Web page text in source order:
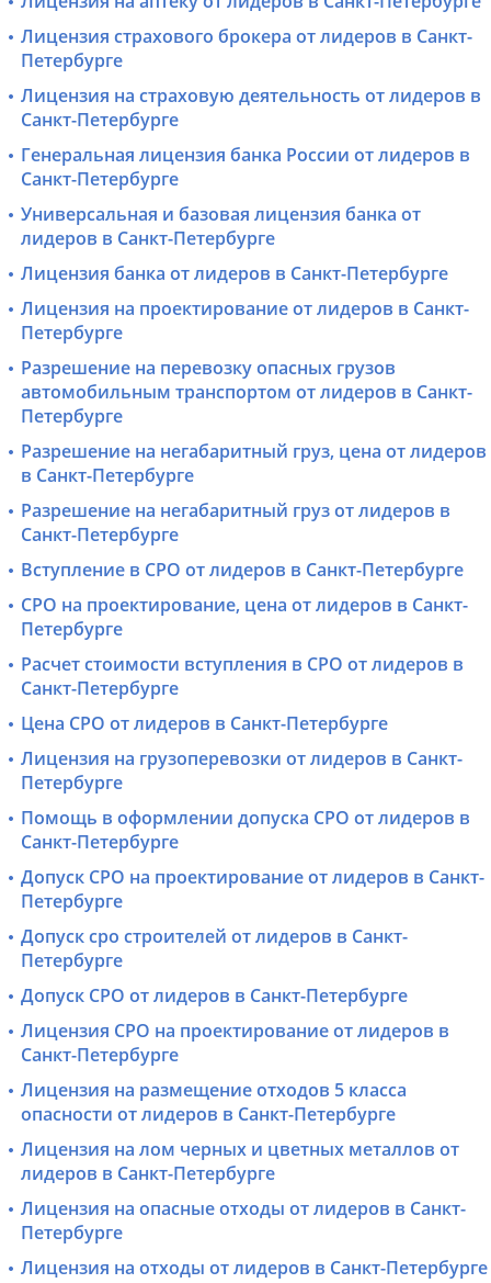
Лицензия страхового брокера от лидеров в Санкт-
Петербурге
Лицензия на страховую деятельность от лидеров в
Санкт-Петербурге
Генеральная лицензия банка России от лидеров в
Санкт-Петербурге
Универсальная и базовая лицензия банка от
лидеров в Санкт-Петербурге
Лицензия банка от лидеров в Санкт-Петербурге
Лицензия на проектирование от лидеров в Санкт-
Петербурге
Разрешение на перевозку опасных грузов
автомобильным транспортом от лидеров в Санкт-
Петербурге
Разрешение на негабаритный груз, цена от лидеров
в Санкт-Петербурге
Разрешение на негабаритный груз от лидеров в
Санкт-Петербурге
Вступление в СРО от лидеров в Санкт-Петербурге
СРО на проектирование, цена от лидеров в Санкт-
Петербурге
Расчет стоимости вступления в СРО от лидеров в
Санкт-Петербурге
Цена СРО от лидеров в Санкт-Петербурге
Лицензия на грузоперевозки от лидеров в Санкт-
Петербурге
Помощь в оформлении допуска СРО от лидеров в
Санкт-Петербурге
Допуск СРО на проектирование от лидеров в Санкт-
Петербурге
Допуск сро строителей от лидеров в Санкт-
Петербурге
Допуск СРО от лидеров в Санкт-Петербурге
Лицензия СРО на проектирование от лидеров в
Санкт-Петербурге
Лицензия на размещение отходов 5 класса
опасности от лидеров в Санкт-Петербурге
Лицензия на лом черных и цветных металлов от
лидеров в Санкт-Петербурге
Лицензия на опасные отходы от лидеров в Санкт-
Петербурге
Лицензия на отходы от лидеров в Санкт-Петербурге